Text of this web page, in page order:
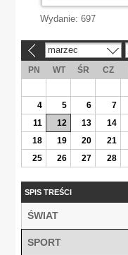
Wydanie: 697
marzec
PN WT ŚR CZ
4
5 6 7
11
12 13 14
18
19 20 21
25
26 27 28
SPIS TREŚCI
ŚWIAT
SPORT